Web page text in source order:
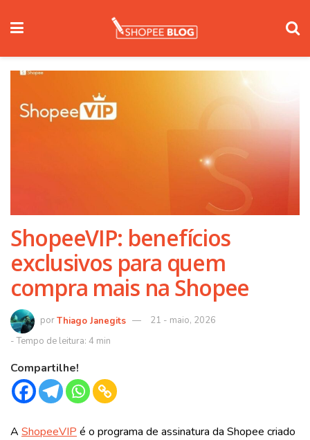
ShopeeVIP: benefícios
exclusivos para quem
compra mais na Shopee
Thiago Janegits 21 - maio, 2026
Compartilhe!
A ShopeeVIP é o programa de assinatura da Shopee criado